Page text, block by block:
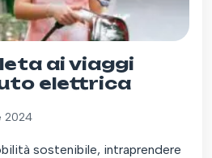
ai viaggi
elettrica
2024
sostenibile, intraprendere